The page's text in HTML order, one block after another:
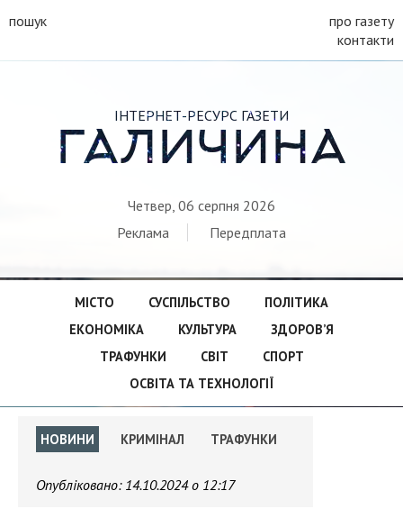
пошук
про газету
контакти
ІНТЕРНЕТ-РЕСУРС ГАЗЕТИ
ГАЛИЧИНА
Четвер, 06 серпня 2026
Реклама
Передплата
МІСТО СУСПІЛЬСТВО
ПОЛІТИКА
ЕКОНОМІКА
КУЛЬТУРА
ЗДОРОВ’Я
ТРАФУНКИ
СВІТ
СПОРТ
ОСВІТА ТА ТЕХНОЛОГІЇ
НОВИНИ КРИМІНАЛ ТРАФУНКИ
Опубліковано: 14.10.2024 о 12:17